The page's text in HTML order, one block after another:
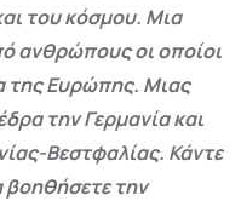
του κόσμου. Μια
ανθρώπους οι οποίοι
της Ευρώπης. Μιας
την Γερμανία και
Βεστφαλίας. Κάντε
βοηθήσετε την